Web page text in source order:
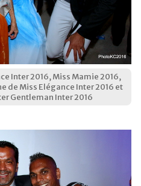
Inter 2016, Miss Mamie 2016,
de Miss Elégance Inter 2016 et
Gentleman Inter 2016